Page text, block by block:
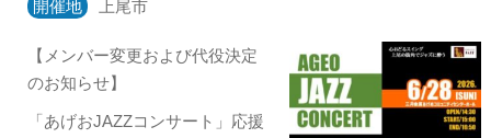
開催地 上尾市
【メンバー変更および代役決定
のお知らせ】
「あげおJAZZコンサート」応援